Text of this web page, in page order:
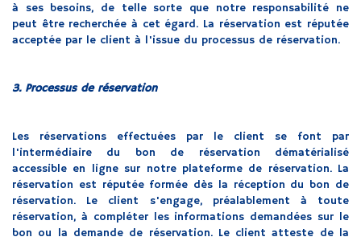
à ses besoins, de telle sorte que notre responsabilité ne
peut être recherchée à cet égard. La réservation est réputée
acceptée par le client à l'issue du processus de réservation.
3. Processus de réservation
Les réservations effectuées par le client se font par
l'intermédiaire du bon de réservation dématérialisé
accessible en ligne sur notre plateforme de réservation. La
réservation est réputée formée dès la réception du bon de
réservation. Le client s'engage, préalablement à toute
réservation, à compléter les informations demandées sur le
bon ou la demande de réservation. Le client atteste de la